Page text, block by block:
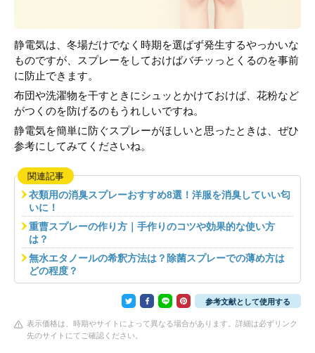
静電気は、冬場だけでなく時期を選ばず発生するやっかいな
ものですが、スプレーをしておけばバチッっとくるのを事前
に防止できます。
布団や洗濯物を干すときにシュッとかけておけば、花粉など
がつくのを防げるのもうれしいですね。
静電気を簡単に防ぐスプレーがほしいと思ったときは、ぜひ
参考にしてみてくださいね。
関連記事
衣類用の消臭スプレーおすすめ8選！洋服を消臭していい匂
いに！
重曹スプレーの作り方｜手作りのコツや効果的な使い方
は？
無水エタノールの希釈方法は？除菌スプレーでの薄め方は
どの程度？
参考文献として使用する
表示価格は、時期やサイトによって異なる場合があります。詳細は必ずリンク
先のサイトにてご確認ください。